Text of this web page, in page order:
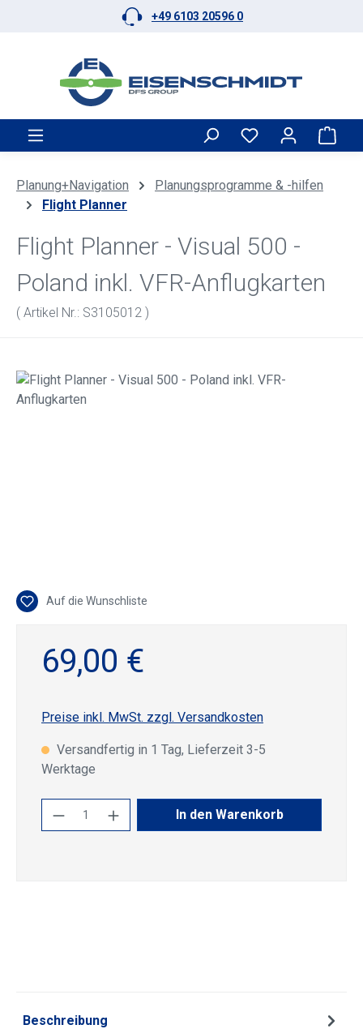
Zum Hauptinhalt springen+49 6103 20596 0
Planung+Navigation
Planungsprogramme & -hilfen
Flight Planner
Flight Planner - Visual 500 -
Poland inkl. VFR-Anflugkarten
( Artikel Nr.: S3105012 )
Bildergalerie überspringen
Auf die Wunschliste
69,00 €
Preise inkl. MwSt. zzgl. Versandkosten
Versandfertig in 1 Tag, Lieferzeit 3-5
Werktage
Produkt Anzahl: Gib den gewünschten
In den Warenkorb
Beschreibung